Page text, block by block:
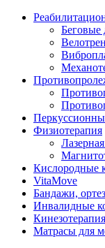
Беговые
Физиотерапия
Кислородные
VitaMove
Бандажи,
Инвалидные
Кинезотерапия
Матрасы для